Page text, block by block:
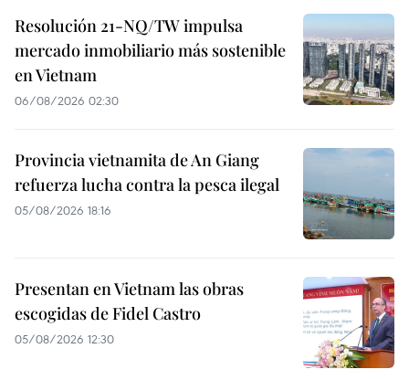
Resolución 21-NQ/TW impulsa
mercado inmobiliario más sostenible
en Vietnam
06/08/2026 02:30
Provincia vietnamita de An Giang
refuerza lucha contra la pesca ilegal
05/08/2026 18:16
Presentan en Vietnam las obras
escogidas de Fidel Castro
05/08/2026 12:30